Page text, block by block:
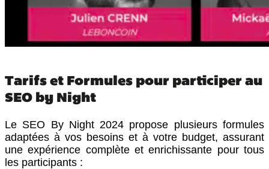
Tarifs et Formules pour participer au
SEO by Night
Le SEO By Night 2024 propose plusieurs formules
adaptées à vos besoins et à votre budget, assurant
une expérience complète et enrichissante pour tous
les participants :